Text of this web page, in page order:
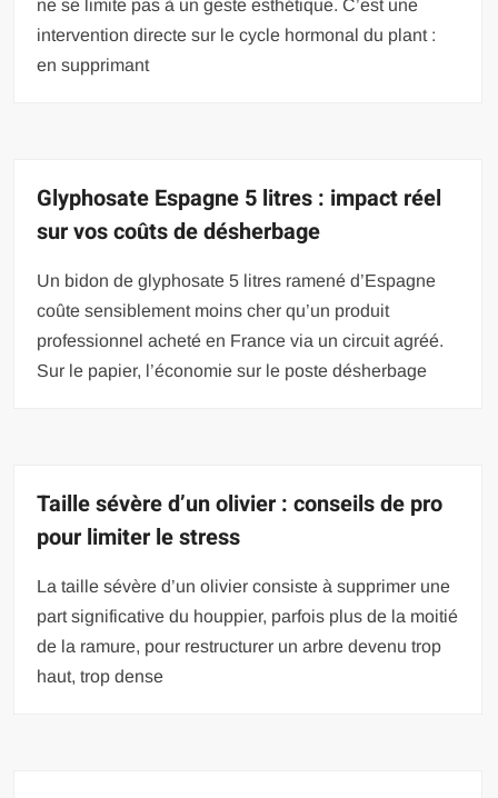
ne se limite pas à un geste esthétique. C’est une
intervention directe sur le cycle hormonal du plant :
en supprimant
Glyphosate Espagne 5 litres : impact réel
sur vos coûts de désherbage
Un bidon de glyphosate 5 litres ramené d’Espagne
coûte sensiblement moins cher qu’un produit
professionnel acheté en France via un circuit agréé.
Sur le papier, l’économie sur le poste désherbage
Taille sévère d’un olivier : conseils de pro
pour limiter le stress
La taille sévère d’un olivier consiste à supprimer une
part significative du houppier, parfois plus de la moitié
de la ramure, pour restructurer un arbre devenu trop
haut, trop dense